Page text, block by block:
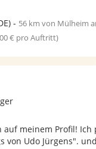
- 56 km von Mülheim
€ pro Auftritt)
auf meinem Profil!
von Udo Jürgens".